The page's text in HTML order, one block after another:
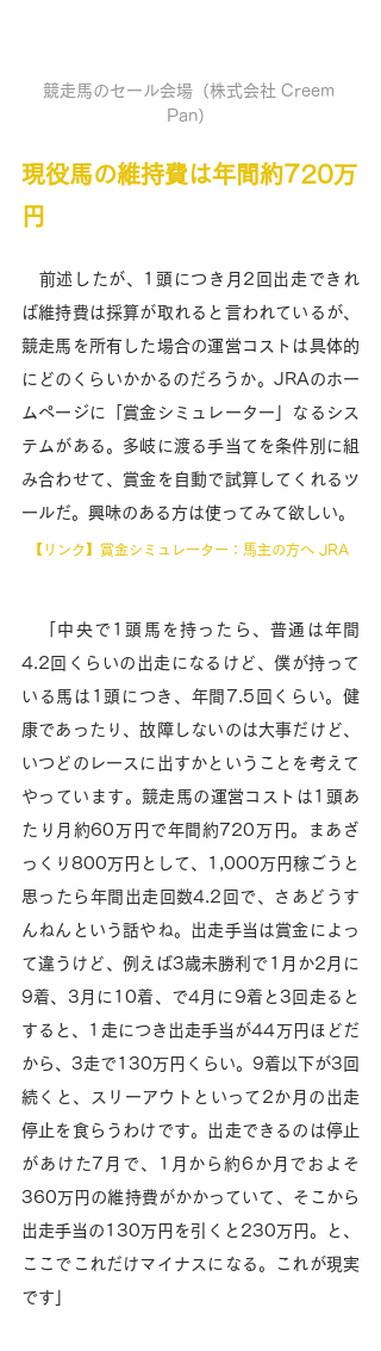
競走馬のセール会場（株式会社 Creem
Pan）
現役馬の維持費は年間約720万
円
前述したが、1頭につき月2回出走できれ
ば維持費は採算が取れると言われているが、
競走馬を所有した場合の運営コストは具体的
にどのくらいかかるのだろうか。JRAのホー
ムページに「賞金シミュレーター」なるシス
テムがある。多岐に渡る手当てを条件別に組
み合わせて、賞金を自動で試算してくれるツ
ールだ。興味のある方は使ってみて欲しい。
【リンク】賞金シミュレーター：馬主の方へ JRA
「中央で1頭馬を持ったら、普通は年間
4.2回くらいの出走になるけど、僕が持って
いる馬は1頭につき、年間7.5回くらい。健
康であったり、故障しないのは大事だけど、
いつどのレースに出すかということを考えて
やっています。競走馬の運営コストは1頭あ
たり月約60万円で年間約720万円。まあざ
っくり800万円として、1,000万円稼ごうと
思ったら年間出走回数4.2回で、さあどうす
んねんという話やね。出走手当は賞金によっ
て違うけど、例えば3歳未勝利で1月か2月に
9着、3月に10着、で4月に9着と3回走ると
すると、1走につき出走手当が44万円ほどだ
から、3走で130万円くらい。9着以下が3回
続くと、スリーアウトといって2か月の出走
停止を食らうわけです。出走できるのは停止
があけた7月で、1月から約6か月でおよそ
360万円の維持費がかかっていて、そこから
出走手当の130万円を引くと230万円。と、
ここでこれだけマイナスになる。これが現実
です」